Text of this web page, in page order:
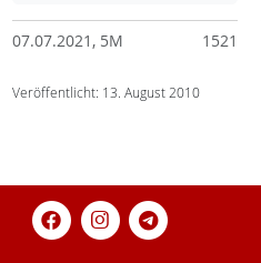
07.07.2021, 5M 1521
Veröffentlicht: 13. August 2010